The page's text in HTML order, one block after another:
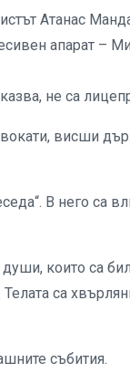
Атанас
апарат –
не са
висши
В него са
които са
са
събития.